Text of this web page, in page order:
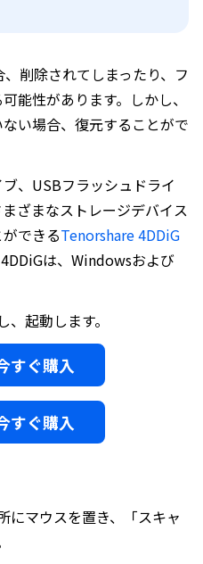
削除されてしまったり、フ
能性があります。しかし、
い場合、復元することがで
、USBフラッシュドライ
ざまなストレージデバイス
できるTenorshare 4DDiG
は、Windowsおよび
起動します。
すぐ購入
すぐ購入
にマウスを置き、「スキャ